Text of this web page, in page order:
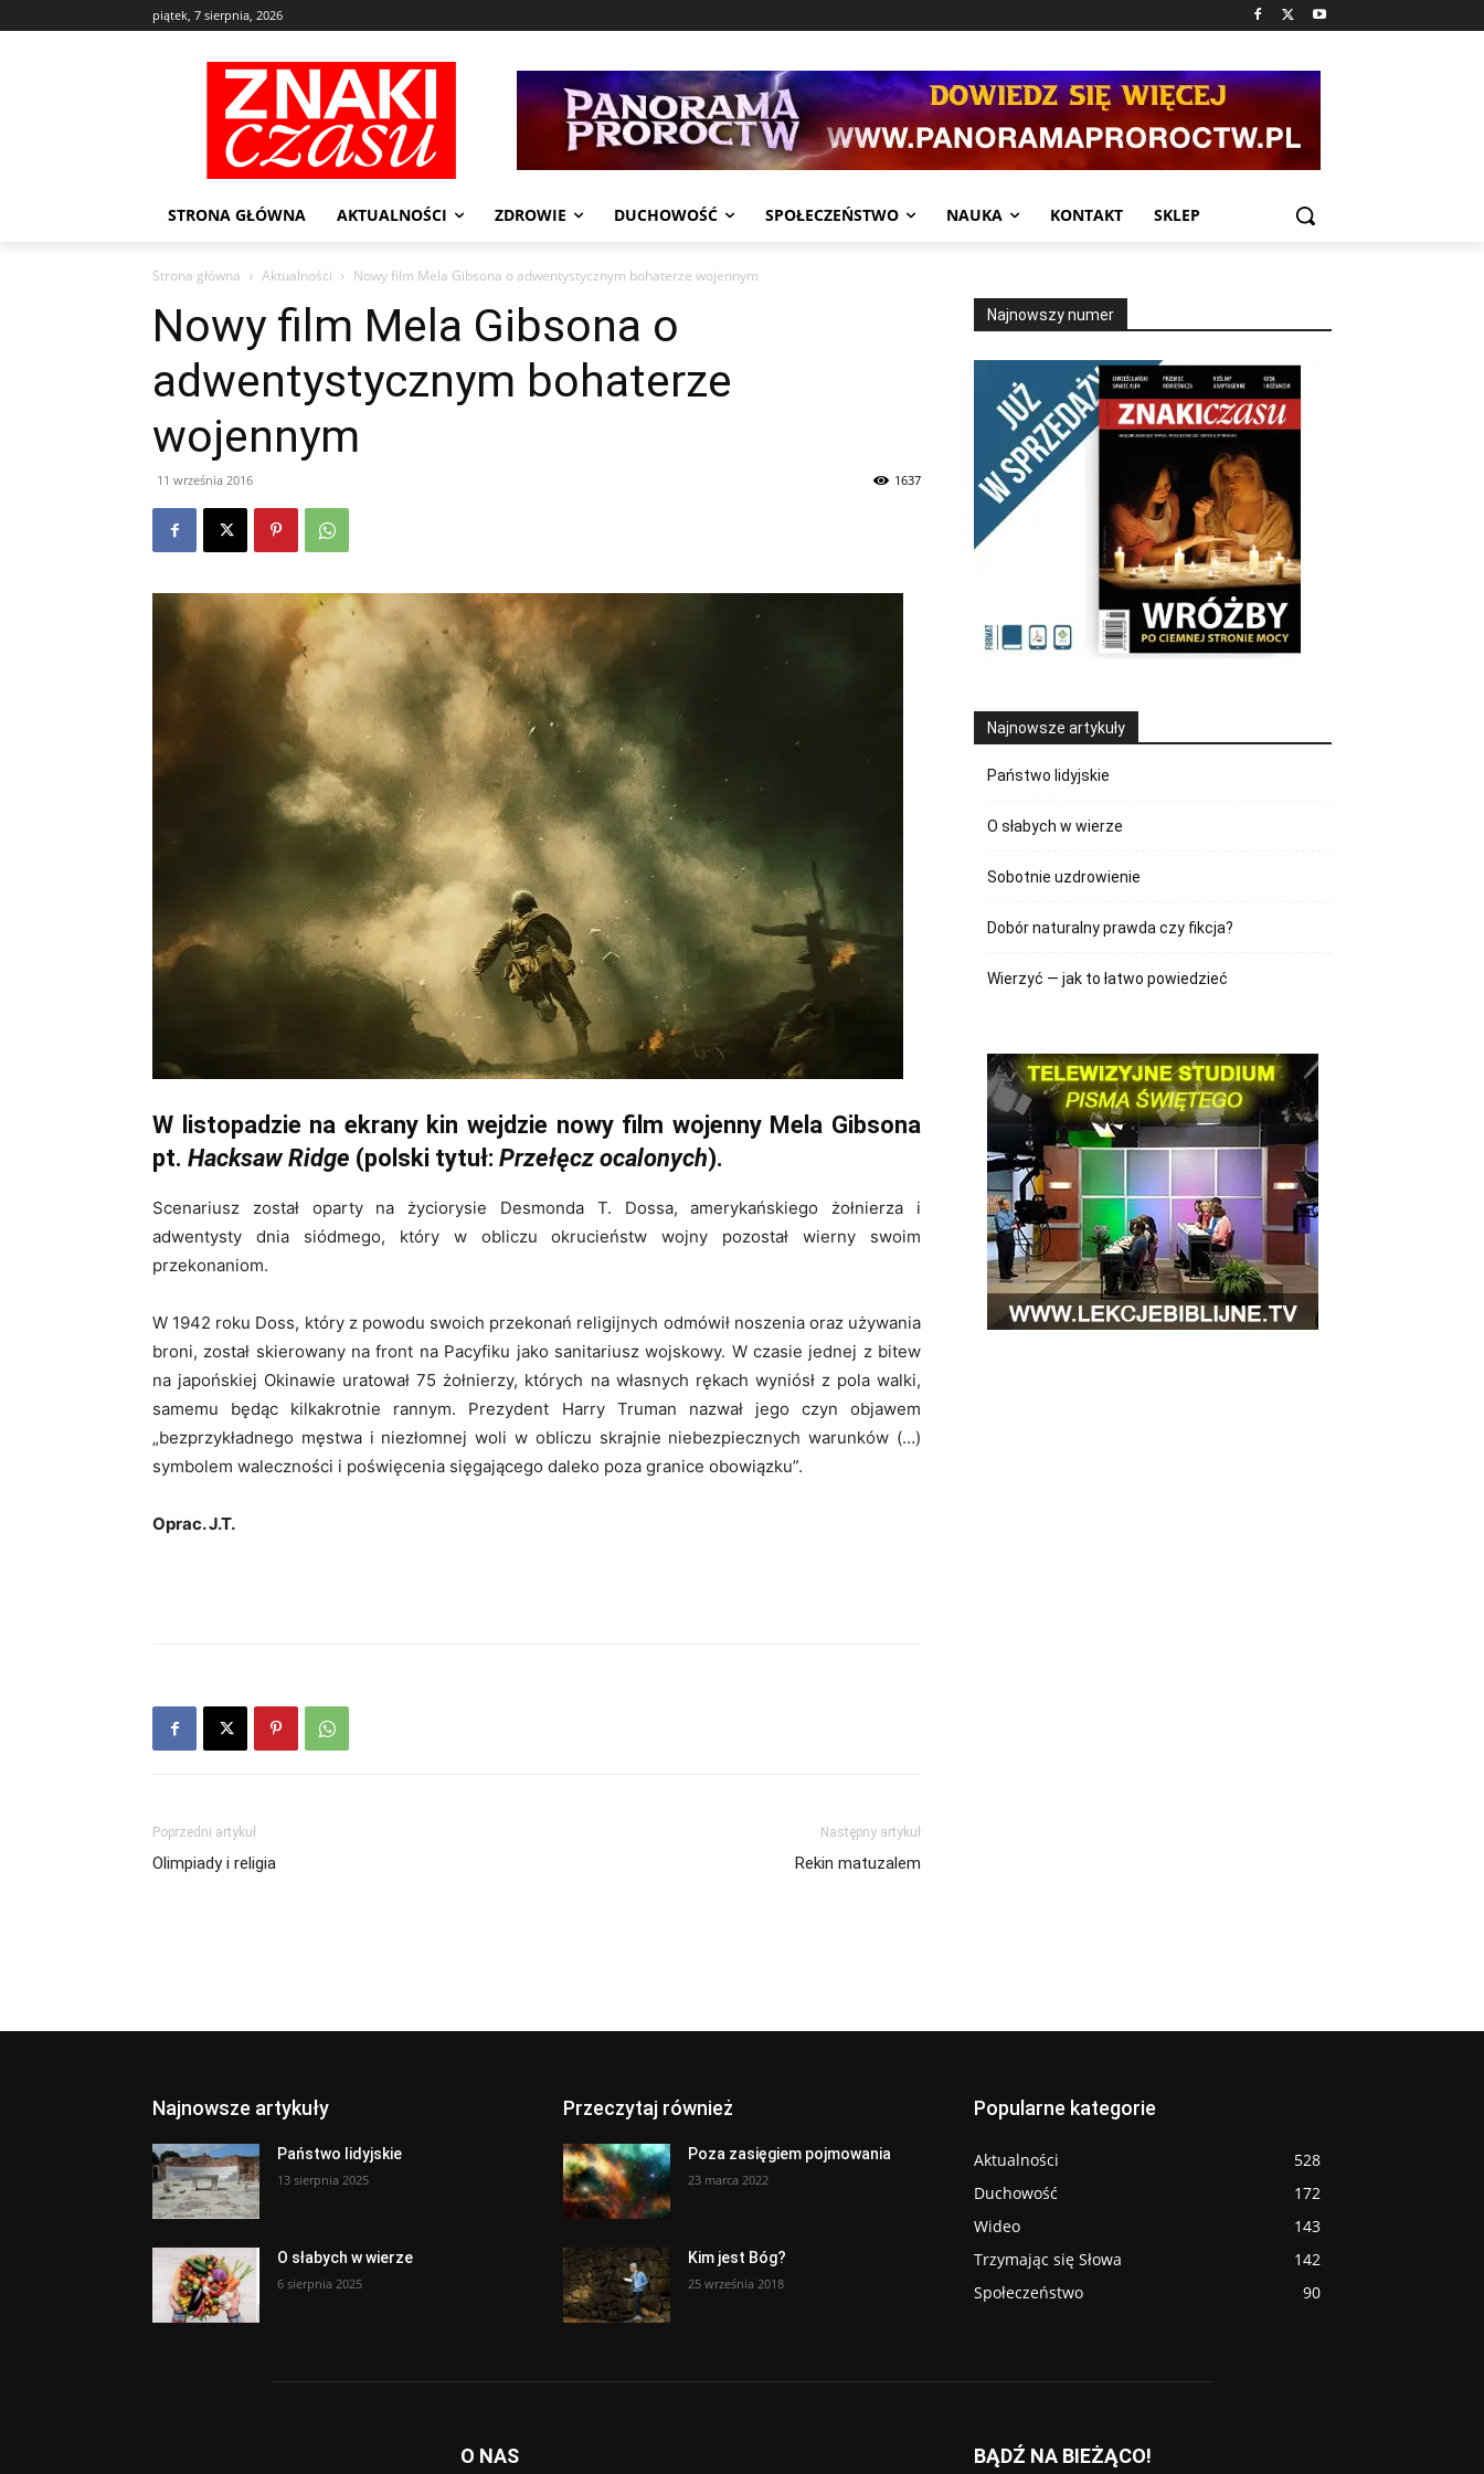
piątek, 7 sierpnia, 2026
STRONA GŁÓWNA AKTUALNOŚCI ZDROWIE DUCHOWOŚĆ SPOŁECZEŃSTWO NAUKA KONTAKT SKLEP
Strona główna Aktualności Nowy film Mela Gibsona o adwentystycznym bohaterze wojennym
Nowy film Mela Gibsona o
adwentystycznym bohaterze
wojennym
11 września 2016 1637
W listopadzie na ekrany kin wejdzie nowy film wojenny Mela Gibsona
pt. Hacksaw Ridge (polski tytuł: Przełęcz ocalonych).
Scenariusz został oparty na życiorysie Desmonda T. Dossa, amerykańskiego żołnierza i
adwentysty dnia siódmego, który w obliczu okrucieństw wojny pozostał wierny swoim
przekonaniom.
W 1942 roku Doss, który z powodu swoich przekonań religijnych odmówił noszenia oraz używania
broni, został skierowany na front na Pacyfiku jako sanitariusz wojskowy. W czasie jednej z bitew
na japońskiej Okinawie uratował 75 żołnierzy, których na własnych rękach wyniósł z pola walki,
samemu będąc kilkakrotnie rannym. Prezydent Harry Truman nazwał jego czyn objawem
„bezprzykładnego męstwa i niezłomnej woli w obliczu skrajnie niebezpiecznych warunków (…)
symbolem waleczności i poświęcenia sięgającego daleko poza granice obowiązku”.
Oprac. J.T.
Poprzedni artykuł
Olimpiady i religia
Następny artykuł
Rekin matuzalem
Najnowszy numer
Najnowsze artykuły
Państwo lidyjskie
O słabych w wierze
Sobotnie uzdrowienie
Dobór naturalny prawda czy fikcja?
Wierzyć — jak to łatwo powiedzieć
Najnowsze artykuły
Państwo lidyjskie
13 sierpnia 2025
O słabych w wierze
6 sierpnia 2025
Przeczytaj również
Poza zasięgiem pojmowania
23 marca 2022
Kim jest Bóg?
25 września 2018
Popularne kategorie
Aktualności
528
Duchowość
172
Wideo
143
Trzymając się Słowa
142
Społeczeństwo
90
O NAS BĄDŹ NA BIEŻĄCO!